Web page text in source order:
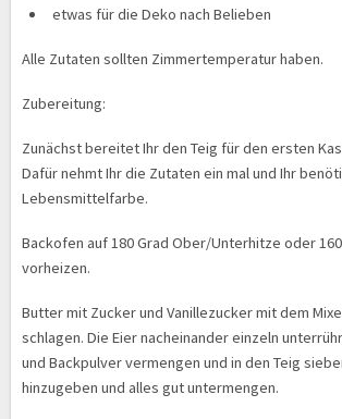
etwas für die Deko nach Belieben
Alle Zutaten sollten Zimmertemperatur haben.
Zubereitung:
Zunächst bereitet Ihr den Teig für den ersten
Dafür nehmt Ihr die Zutaten ein mal und Ihr
Lebensmittelfarbe.
Backofen auf 180 Grad Ober/Unterhitze oder
vorheizen.
Butter mit Zucker und Vanillezucker mit dem
schlagen. Die Eier nacheinander einzeln
und Backpulver vermengen und in den Teig
hinzugeben und alles gut untermengen.